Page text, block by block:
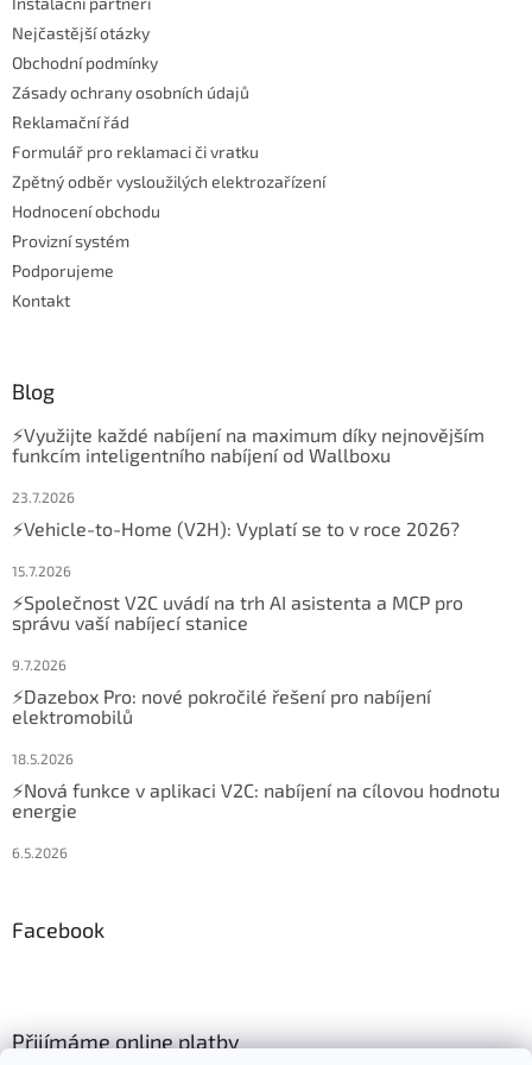
Nejčastější otázky
Obchodní podmínky
Zásady ochrany osobních údajů
Reklamační řád
Formulář pro reklamaci či vratku
Zpětný odběr vysloužilých elektrozařízení
Hodnocení obchodu
Provizní systém
Podporujeme
Kontakt
Blog
⚡Využijte každé nabíjení na maximum díky nejnovějším
funkcím inteligentního nabíjení od Wallboxu
23.7.2026
⚡Vehicle-to-Home (V2H): Vyplatí se to v roce 2026?
15.7.2026
⚡Společnost V2C uvádí na trh AI asistenta a MCP pro
správu vaší nabíjecí stanice
9.7.2026
⚡Dazebox Pro: nové pokročilé řešení pro nabíjení
elektromobilů
18.5.2026
⚡Nová funkce v aplikaci V2C: nabíjení na cílovou hodnotu
energie
6.5.2026
Facebook
Přijímáme online platby